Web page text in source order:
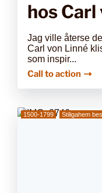
hos Carl
Jag ville återse
Carl von Linné
som inspir...
Call to action
1500-1799 Stiligahem